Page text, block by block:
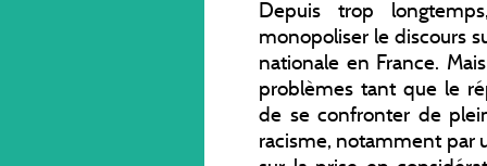
Depuis trop
monopoliser le discours
nationale en France.
problèmes tant que le
de se confronter de
racisme, notamment par